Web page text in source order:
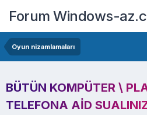
Forum Windows-
Oyun nizamlamaları
BÜTÜN KOMPÜTER \
TELEFONA AID